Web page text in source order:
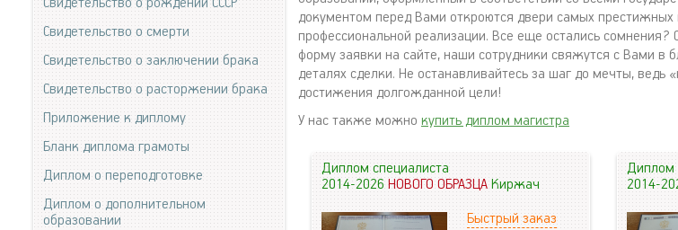
документом перед Вами откроются двери самых
профессиональной реализации. Все еще остались сомнения?
форму заявки на сайте, наши сотрудники свяжутся с Вами
деталях сделки. Не останавливайтесь за шаг до мечты, ведь
достижения долгожданной цели!
У нас также можно купить диплом магистра
Диплом специалиста
2014-2026НОВОГО ОБРАЗЦАКиржач
Быстрый заказ
Диплом
2014-
Свидетельство о смерти
Свидетельство о заключении брака
Свидетельство о расторжении брака
Приложение к диплому
Бланк диплома грамоты
Диплом о переподготовке
Диплом о дополнительном
образовании